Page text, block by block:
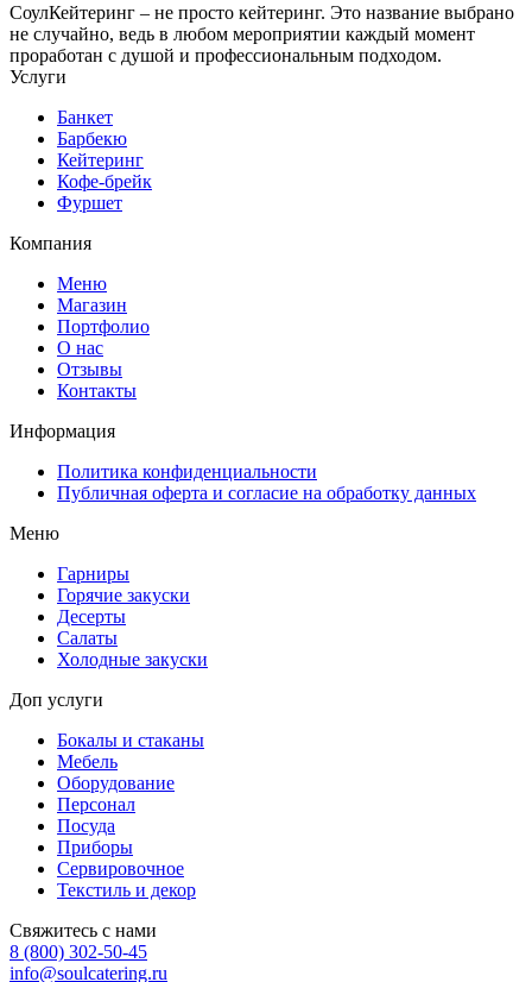
СоулКейтеринг – не просто кейтеринг. Это название выбрано
не случайно, ведь в любом мероприятии каждый момент
проработан с душой и профессиональным подходом.
Услуги
Банкет
Барбекю
Кейтеринг
Кофе-брейк
Фуршет
Компания
Меню
Магазин
Портфолио
О нас
Отзывы
Контакты
Информация
Политика конфиденциальности
Публичная оферта и согласие на обработку данных
Меню
Гарниры
Горячие закуски
Десерты
Салаты
Холодные закуски
Доп услуги
Бокалы и стаканы
Мебель
Оборудование
Персонал
Посуда
Приборы
Сервировочное
Текстиль и декор
Свяжитесь с нами
8 (800) 302-50-45
info@soulcatering.ru